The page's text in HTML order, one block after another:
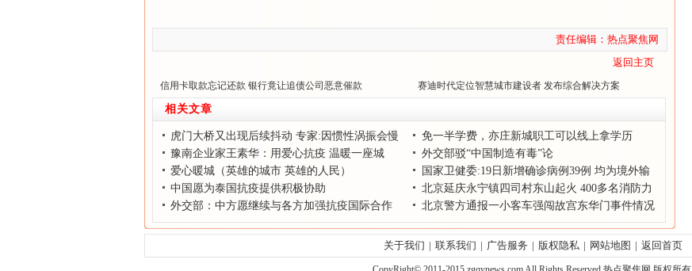
责任编辑：热点聚焦网
返回主页
信用卡取款忘记还款 银行竟让追债公司恶意催款 赛迪时代定位智慧城市建设者 发布综合解决方案
相关文章
虎门大桥又出现后续抖动 专家:因惯性涡振会慢
慢消除
免一半学费，亦庄新城职工可以线上拿学历
豫南企业家王素华：用爱心抗疫 温暖一座城
外交部驳“中国制造有毒”论
爱心暖城（英雄的城市 英雄的人民）
国家卫健委:19日新增确诊病例39例 均为境外输
入
中国愿为泰国抗疫提供积极协助
北京延庆永宁镇四司村东山起火 400多名消防力
量正在扑救
外交部：中方愿继续与各方加强抗疫国际合作 北京警方通报一小客车强闯故宫东华门事件情况
关于我们 | 联系我们 | 广告服务 | 版权隐私 | 网站地图 | 返回首页